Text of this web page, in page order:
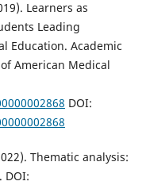
Learners as
Leading
Education. Academic
American Medical
DOI:
Thematic analysis:
DOI: